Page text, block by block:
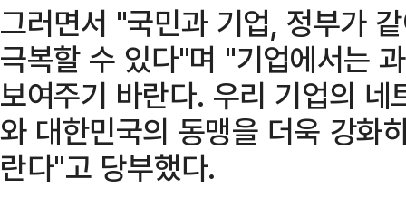
그러면서 "국민과 기업, 정부가
극복할 수 있다"며 "기업에서는
보여주기 바란다. 우리 기업의
와 대한민국의 동맹을 더욱 강화
란다"고 당부했다.